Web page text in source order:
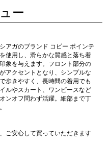
ー
アガのブランド コピー ポインテ
使用し、滑らかな質感と落ち着
象を与えます。フロント部分の
アクセントとなり、シンプルな
歩きやすく、長時間の着用でも
ルやスカート、ワンピースなど
ンオフ問わず活躍。細部まで丁
ご安心して買っていただきます